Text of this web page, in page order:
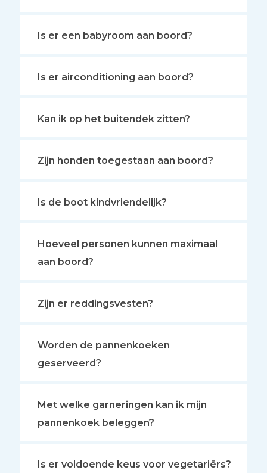
Is er een babyroom aan boord?
Is er airconditioning aan boord?
Kan ik op het buitendek zitten?
Zijn honden toegestaan aan boord?
Is de boot kindvriendelijk?
Hoeveel personen kunnen maximaal
aan boord?
Zijn er reddingsvesten?
Worden de pannenkoeken
geserveerd?
Met welke garneringen kan ik mijn
pannenkoek beleggen?
Is er voldoende keus voor vegetariërs?